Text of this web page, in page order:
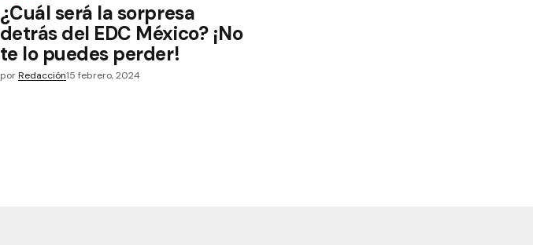
¿Cuál será la sorpresa
detrás del EDC México? ¡No
te lo puedes perder!
por Redacción15 febrero, 2024